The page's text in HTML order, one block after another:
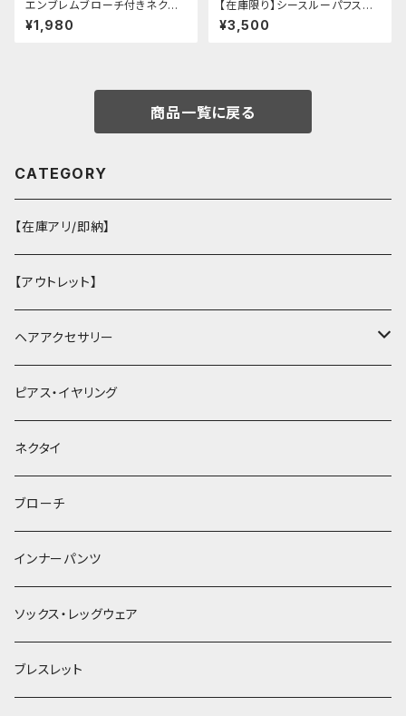
エンブレムブローチ付きネクタ
イ(ネイビー)
¥1,980
【在庫限り】シースルーパフスリ
ーブ刺繍ブラウス
¥3,500
商品一覧に戻る
CATEGORY
【在庫アリ/即納】
【アウトレット】
ヘアアクセサリー
ヘアクリップ
ヘッドドレス・カチューシャ
ヘアゴム
簪
ピアス・イヤリング
ネクタイ
ブローチ
インナーパンツ
ソックス・レッグウェア
ブレスレット